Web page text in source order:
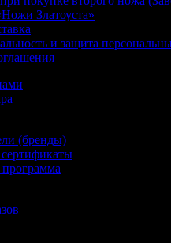
Златоуста»
и защита
(бренды)